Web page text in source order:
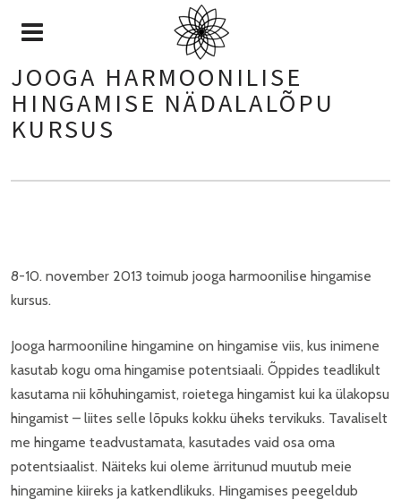
JOOGA HARMOONILISE
HINGAMISE NÄDALALÕPU
KURSUS
8-10. november 2013 toimub jooga harmoonilise hingamise
kursus.
Jooga harmooniline hingamine on hingamise viis, kus inimene
kasutab kogu oma hingamise potentsiaali. Õppides teadlikult
kasutama nii kõhuhingamist, roietega hingamist kui ka ülakopsu
hingamist – liites selle lõpuks kokku üheks tervikuks. Tavaliselt
me hingame teadvustamata, kasutades vaid osa oma
potentsiaalist. Näiteks kui oleme ärritunud muutub meie
hingamine kiireks ja katkendlikuks. Hingamises peegeldub